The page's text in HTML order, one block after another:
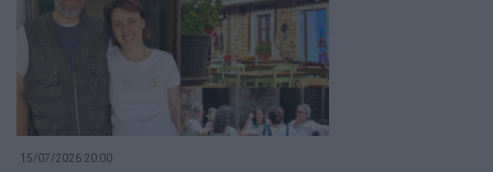
15/07/2026 20:00